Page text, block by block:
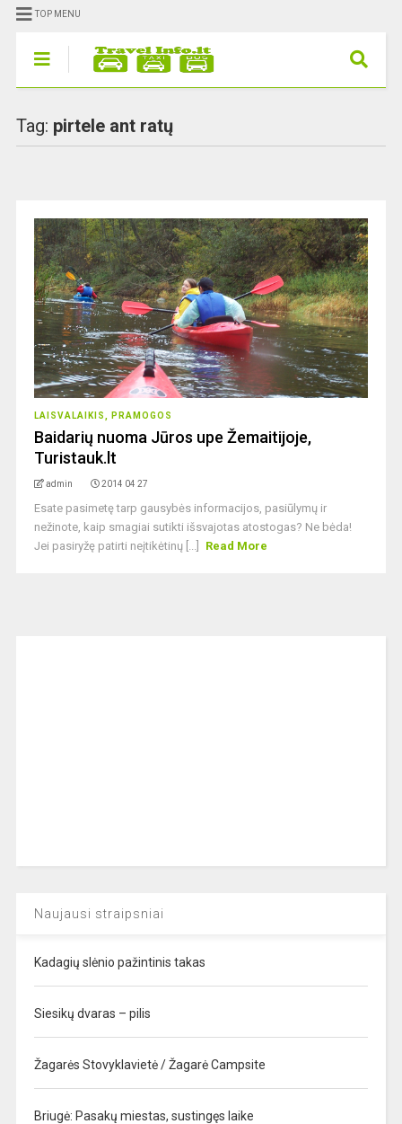
TOP MENU
Tag: pirtele ant ratų
LAISVALAIKIS, PRAMOGOS
Baidarių nuoma Jūros upe Žemaitijoje,
Turistauk.lt
admin 2014 04 27
Esate pasimetę tarp gausybės informacijos, pasiūlymų ir
nežinote, kaip smagiai sutikti išsvajotas atostogas? Ne bėda!
Jei pasiryžę patirti neįtikėtinų [...]
Read More
Naujausi straipsniai
Kadagių slėnio pažintinis takas
Siesikų dvaras – pilis
Žagarės Stovyklavietė / Žagarė Campsite
Briugė: Pasakų miestas, sustingęs laike